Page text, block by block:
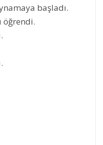
başladı.
öğrendi.